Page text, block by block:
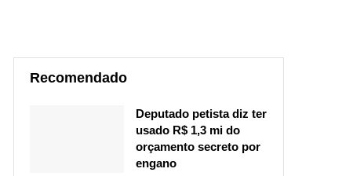
Recomendado
Deputado petista diz ter
usado R$ 1,3 mi do
orçamento secreto por
engano